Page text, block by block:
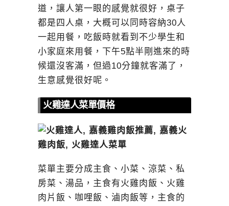
道，讓人第一眼的感覺就很好，桌子
都是四人桌，大概可以同時容納30人
一起用餐，吃飯時就看到不少學生和
小家庭來用餐，下午5點半剛進來的時
候還沒客滿，但過10分鐘就客滿了，
生意感覺很好呢。
火雞達人菜單價格
菜單主要分成主食、小菜、涼菜、私
房菜、湯品，主食有火雞肉飯、火雞
肉片飯、咖哩飯、滷肉飯等，主食的